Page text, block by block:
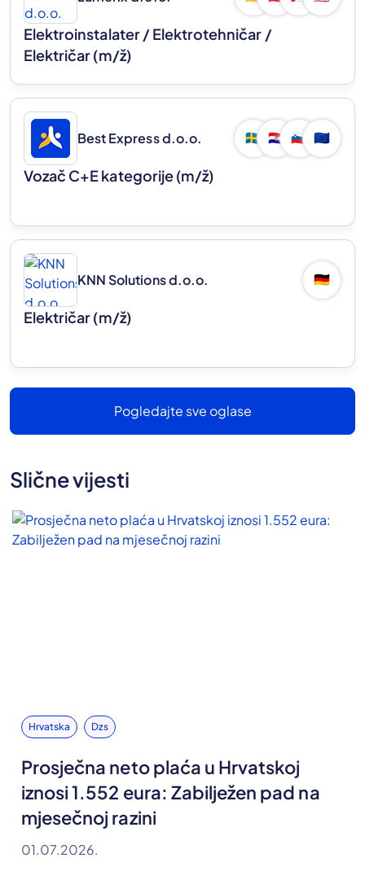
Elektroinstalater / Elektrotehničar /
Električar(m/ž)
Best Express d.o.o. 🇸🇪 🇭🇷 🇸🇮 🇪🇺
Vozač C+E kategorije(m/ž)
KNN Solutions d.o.o. 🇩🇪
Električar(m/ž)
Pogledajte sve oglase
Slične vijesti
Hrvatska Dzs
Prosječna neto plaća u Hrvatskoj
iznosi 1.552 eura: Zabilježen pad na
mjesečnoj razini
01.07.2026.